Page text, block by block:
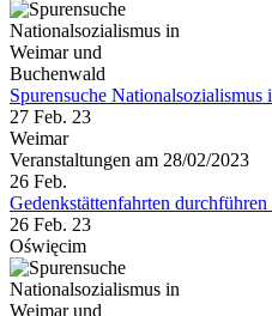
Spurensuche
27 Feb. 23
Weimar
Veranstaltungen am 28/02/2023
26 Feb.
Gedenkstättenfahrten
26 Feb. 23
Oświęcim